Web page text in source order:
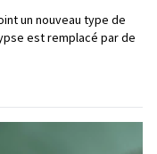
un nouveau type de
est remplacé par de